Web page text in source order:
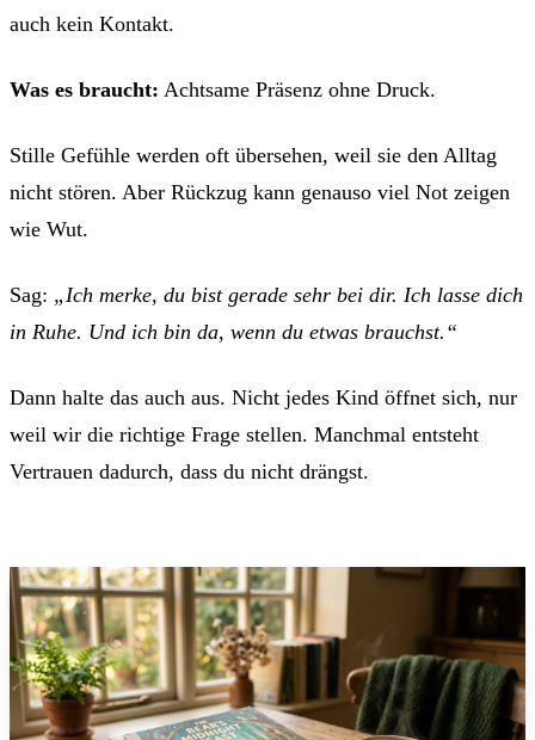
auch kein Kontakt.
Was es braucht: Achtsame Präsenz ohne Druck.
Stille Gefühle werden oft übersehen, weil sie den Alltag
nicht stören. Aber Rückzug kann genauso viel Not zeigen
wie Wut.
Sag: „Ich merke, du bist gerade sehr bei dir. Ich lasse dich
in Ruhe. Und ich bin da, wenn du etwas brauchst.“
Dann halte das auch aus. Nicht jedes Kind öffnet sich, nur
weil wir die richtige Frage stellen. Manchmal entsteht
Vertrauen dadurch, dass du nicht drängst.